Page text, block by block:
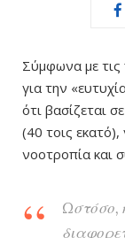
Σύμφωνα με τις
για την
ότι βασίζεται
(40 τοις
νοοτροπία και
Ωστόσο,